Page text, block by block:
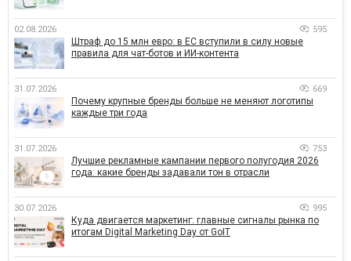
02.08.2026 595
Штраф до 15 млн евро: в ЕС вступили в силу новые
правила для чат-ботов и ИИ-контента
31.07.2026 669
Почему крупные бренды больше не меняют логотипы
каждые три года
31.07.2026 753
Лучшие рекламные кампании первого полугодия 2026
года: какие бренды задавали тон в отрасли
30.07.2026 995
Куда двигается маркетинг: главные сигналы рынка по
итогам Digital Marketing Day от GoIT